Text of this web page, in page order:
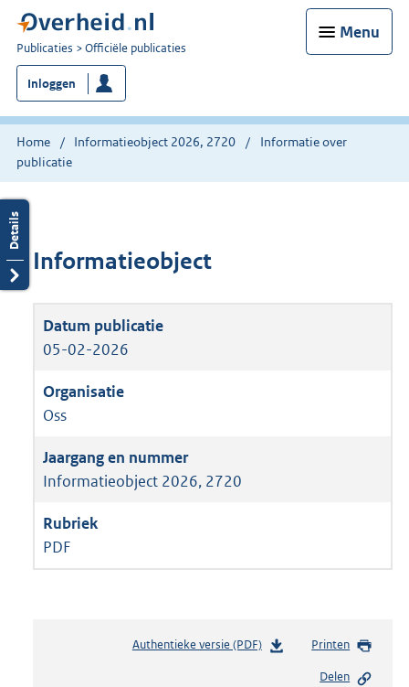
Menu
U
bent
nu
hier:
Publicaties Officiële publicaties
Inloggen
Home Informatieobject 2026, 2720
Informatie over
publicatie
Informatieobject
05-02-2026
Oss
Informatieobject 2026, 2720
PDF
Authentieke versie (PDF)b
Printen
Delen